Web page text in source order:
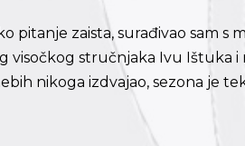
pitanje zaista, surađivao sam s
visočkog stručnjaka Ivu Ištuka i
nikoga izdvajao, sezona je